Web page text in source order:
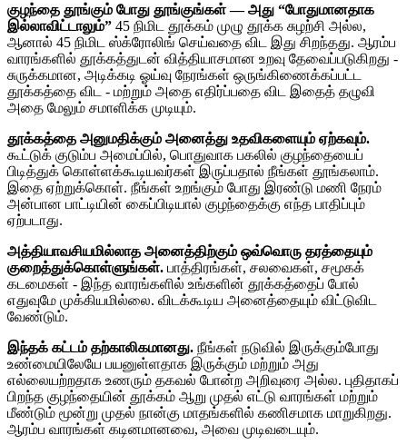
குழந்தை தூங்கும் போது தூங்குங்கள் — அது “போதுமானதாக
இல்லாவிட்டாலும்” 45 நிமிட தூக்கம் முழு தூக்க சுழற்சி அல்ல,
ஆனால் 45 நிமிட ஸ்க்ரோலிங் செய்வதை விட இது சிறந்தது. ஆரம்ப
வாரங்களில் தூக்கத்துடன் வித்தியாசமான உறவு தேவைப்படுகிறது -
சுருக்கமான, அடிக்கடி ஓய்வு நேரங்கள் ஒருங்கிணைக்கப்பட்ட
தூக்கத்தை விட - மற்றும் அதை எதிர்ப்பதை விட இதைத் தழுவி
அதை மேலும் சமாளிக்க முடியும்.
தூக்கத்தை அனுமதிக்கும் அனைத்து உதவிகளையும் ஏற்கவும்.
கூட்டுக் குடும்ப அமைப்பில், பொதுவாக பகலில் குழந்தையைப்
பிடித்துக் கொள்ளக்கூடியவர்கள் இருப்பதால் நீங்கள் தூங்கலாம்.
இதை ஏற்றுக்கொள். நீங்கள் உறங்கும் போது இரண்டு மணி நேரம்
அன்பான பாட்டியின் கைப்பிடியால் குழந்தைக்கு எந்த பாதிப்பும்
ஏற்படாது.
அத்தியாவசியமில்லாத அனைத்திற்கும் ஒவ்வொரு தரத்தையும்
குறைத்துக்கொள்ளுங்கள். பாத்திரங்கள், சலவைகள், சமூகக்
கடமைகள் - இந்த வாரங்களில் உங்களின் தூக்கத்தைப் போல்
எதுவுமே முக்கியமில்லை. விடக்கூடிய அனைத்தையும் விட்டுவிட
வேண்டும்.
இந்தக் கட்டம் தற்காலிகமானது. நீங்கள் நடுவில் இருக்கும்போது
உண்மையிலேயே பயனுள்ளதாக இருக்கும் மற்றும் அது
எல்லையற்றதாக உணரும் தகவல் போன்ற அறிவுரை அல்ல. புதிதாகப்
பிறந்த குழந்தையின் தூக்கம் ஆறு முதல் எட்டு வாரங்கள் மற்றும்
மீண்டும் மூன்று முதல் நான்கு மாதங்களில் கணிசமாக மாறுகிறது.
ஆரம்ப வாரங்கள் கடினமானவை, அவை முடிவடையும்.